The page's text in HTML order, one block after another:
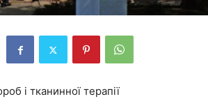
і тканинної терапії